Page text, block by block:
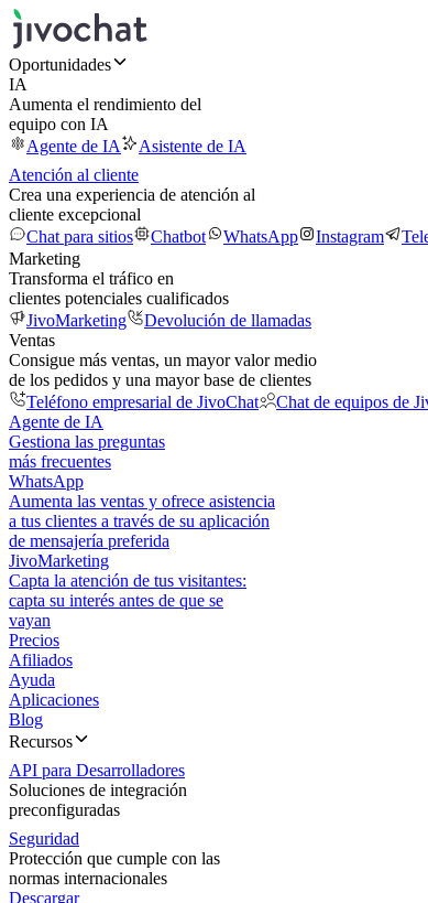
Oportunidades
IA
Aumenta el rendimiento del
equipo con IA
Agente de IA
Asistente de IA
Atención al cliente
Crea una experiencia de atención al
cliente excepcional
Chat para sitios
Chatbot WhatsApp Instagram
Marketing
Transforma el tráfico en
clientes potenciales cualificados
JivoMarketing
Devolución de llamadas
Ventas
Consigue más ventas, un mayor valor medio
de los pedidos y una mayor base de clientes
Teléfono empresarial de JivoChat
Chat de equipos de
Agente de IA
Gestiona las preguntas
más frecuentes
WhatsApp
Aumenta las ventas y ofrece asistencia
a tus clientes a través de su aplicación
de mensajería preferida
JivoMarketing
Capta la atención de tus visitantes:
capta su interés antes de que se
vayan
Precios
Afiliados
Ayuda
Aplicaciones
Blog
Recursos
API para Desarrolladores
Soluciones de integración
preconfiguradas
Seguridad
Protección que cumple con las
normas internacionales
Descargar